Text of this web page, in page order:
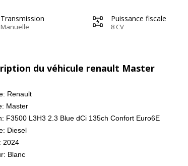
Transmission
Manuelle
Puissance fiscale
8 CV
du véhicule renault Master
Renault
Master
F3500 L3H3 2.3 Blue dCi 135ch Confort Euro6E
Diesel
2024
Blanc